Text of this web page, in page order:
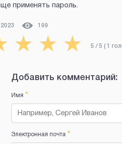
применять пароль.
199
★ ★ ★ 5 / 5 ( 1
Добавить комментарий:
Имя *
Электронная почта*